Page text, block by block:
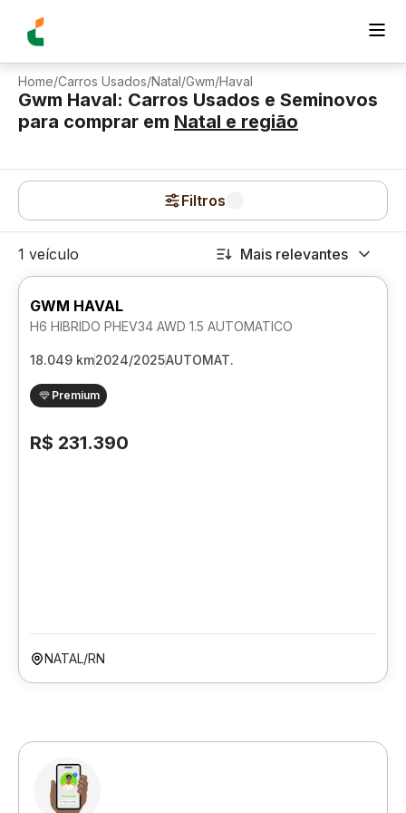
Home/Carros Usados/Natal/Gwm/Haval
Gwm Haval: Carros Usados e Seminovos
para comprar em Natal e região
Filtros
1 veículo Mais relevantes
GWM HAVAL
H6 HIBRIDO PHEV34 AWD 1.5 AUTOMATICO
18.049 km2024/2025AUTOMAT.
Premium
R$ 231.390
NATAL/RN